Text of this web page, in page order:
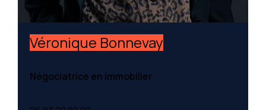
Véronique Bonnevay
Négociatrice en immobilier